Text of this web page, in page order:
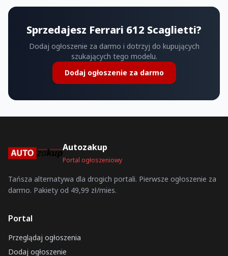
Sprzedajesz Ferrari 612 Scaglietti?
Dodaj ogłoszenie za darmo i dotrzyj do kupujących
szukających tego modelu.
Dodaj ogłoszenie za darmo
Autozakup
Portal ogłoszeniowy
Tańsza alternatywa dla drogich portali. Pierwsze ogłoszenie za
darmo. Pakiety od 49,99 zł/mies.
Portal
Przeglądaj ogłoszenia
Dodaj ogłoszenie